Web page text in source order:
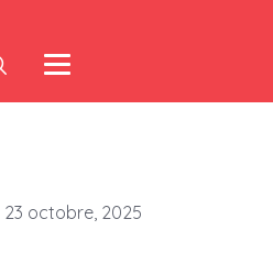
23 octobre, 2025